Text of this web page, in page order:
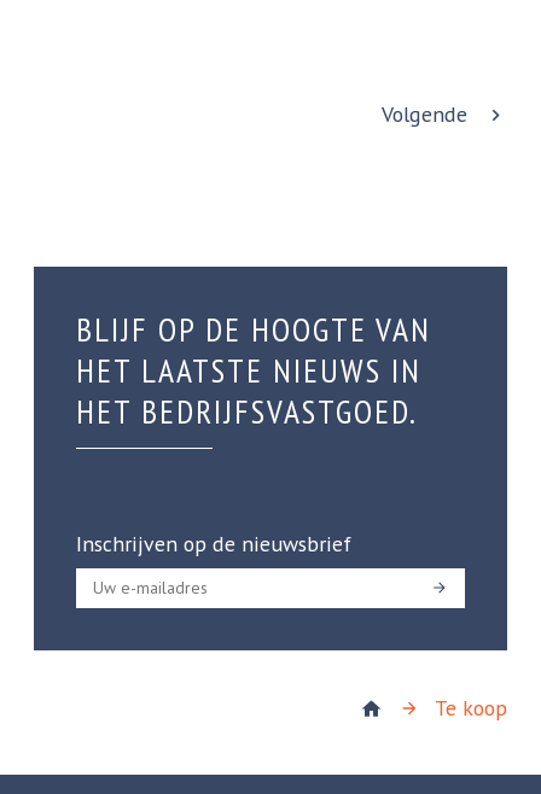
Volgende
BLIJF OP DE HOOGTE VAN
HET LAATSTE NIEUWS IN
HET BEDRIJFSVASTGOED.
Inschrijven op de nieuwsbrief
Te koop